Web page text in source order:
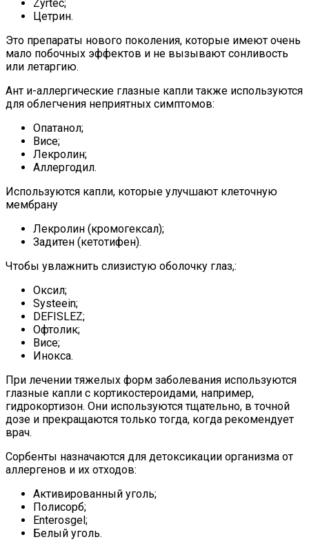
Zyrtec;
Цетрин.
Это препараты нового поколения, которые имеют очень
мало побочных эффектов и не вызывают сонливость
или летаргию.
Ант и-аллергические глазные капли также используются
для облегчения неприятных симптомов:
Опатанол;
Висе;
Лекролин;
Аллергодил.
Используются капли, которые улучшают клеточную
мембрану
Лекролин (кромогексал);
Задитен (кетотифен).
Чтобы увлажнить слизистую оболочку глаз,:
Оксил;
Systeein;
DEFISLEZ;
Офтолик;
Висе;
Инокса.
При лечении тяжелых форм заболевания используются
глазные капли с кортикостероидами, например,
гидрокортизон. Они используются тщательно, в точной
дозе и прекращаются только тогда, когда рекомендует
врач.
Сорбенты назначаются для детоксикации организма от
аллергенов и их отходов:
Активированный уголь;
Полисорб;
Enterosgel;
Белый уголь.